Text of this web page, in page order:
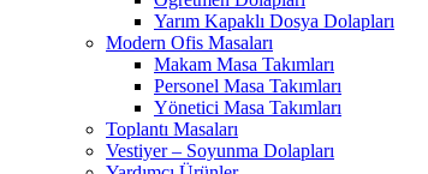
Yarım Kapaklı Dosya Dolapları
Modern Ofis Masaları
Makam Masa Takımları
Personel Masa Takımları
Yönetici Masa Takımları
Toplantı Masaları
Vestiyer – Soyunma Dolapları